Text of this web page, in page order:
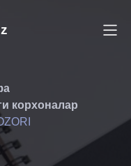
корхоналар